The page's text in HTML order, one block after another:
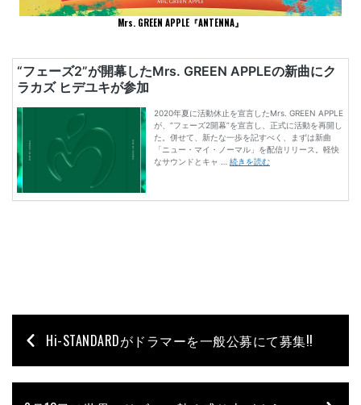
Mrs. GREEN APPLE『ANTENNA』
Hi-STANDARDがドラマーを一般公募にて募集!!